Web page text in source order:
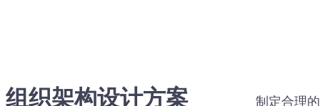
组织架构设计方案
制定合理